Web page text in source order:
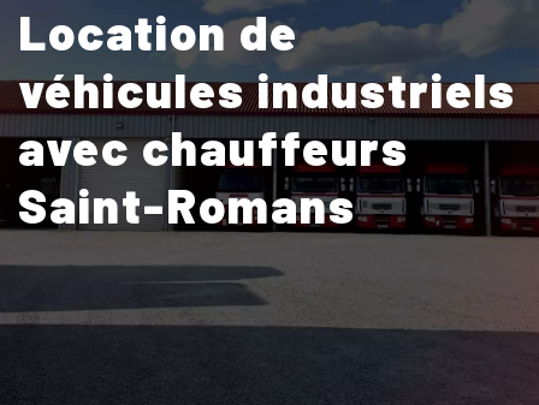
Location de
véhicules industriels
avec chauffeurs
Saint-Romans